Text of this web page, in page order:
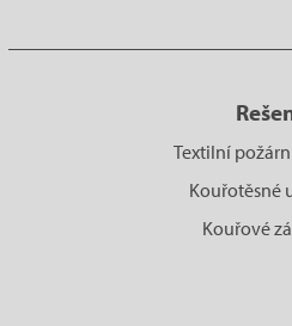
Textilní
Kouřotěsné
Kouřové